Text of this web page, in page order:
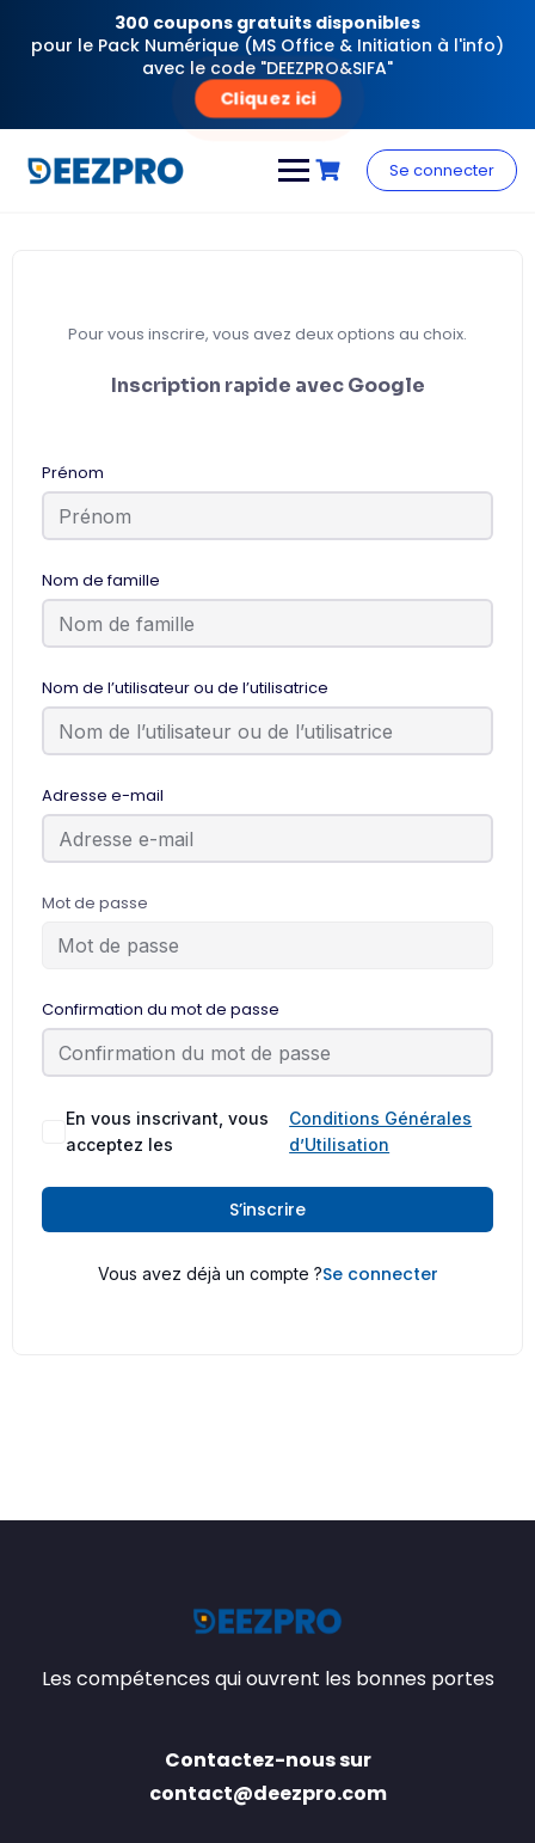
300 coupons gratuits disponibles
pour le Pack Numérique (MS Office & Initiation à l'info)
avec le code "DEEZPRO&SIFA"
Cliquez ici
content
Se connecter
Pour vous inscrire, vous avez deux options au choix.
Inscription rapide avec Google
Prénom
Nom de famille
Nom de l’utilisateur ou de l’utilisatrice
Adresse e-mail
Mot de passe
Confirmation du mot de passe
En vous inscrivant, vous
acceptez les
Conditions Générales
d’Utilisation
S’inscrire
Vous avez déjà un compte ?Se connecter
Les compétences qui ouvrent les bonnes portes
Contactez-nous sur
contact@deezpro.com